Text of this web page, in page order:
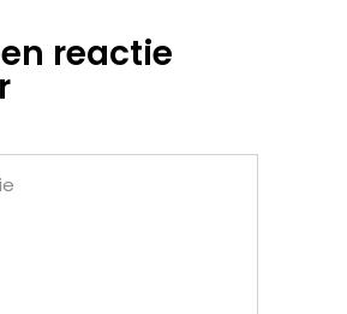
reactie